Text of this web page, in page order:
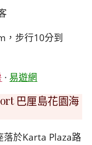
，步行10分到
· 易遊網
巴厘島花園海
於Karta Plaza路